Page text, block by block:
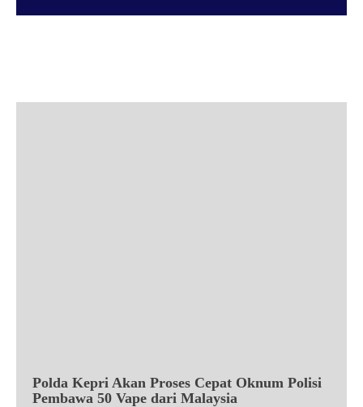
Polda Kepri Akan Proses Cepat Oknum Polisi
Pembawa 50 Vape dari Malaysia